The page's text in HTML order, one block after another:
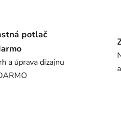
potlač
a úprava dizajnu